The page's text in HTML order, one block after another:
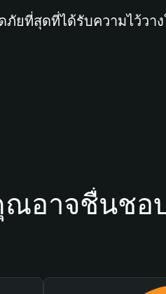
ยที่สุดที่ได้รับความไว้วา
อาจชื่นชอ